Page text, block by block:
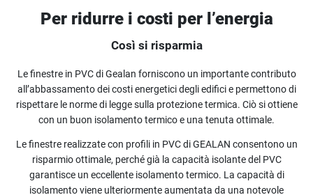
Per ridurre i costi per l’energia
Così si risparmia
Le finestre in PVC di Gealan forniscono un importante contributo
all’abbassamento dei costi energetici degli edifici e permettono di
rispettare le norme di legge sulla protezione termica. Ciò si ottiene
con un buon isolamento termico e una tenuta ottimale.
Le finestre realizzate con profili in PVC di GEALAN consentono un
risparmio ottimale, perché già la capacità isolante del PVC
garantisce un eccellente isolamento termico. La capacità di
isolamento viene ulteriormente aumentata da una notevole